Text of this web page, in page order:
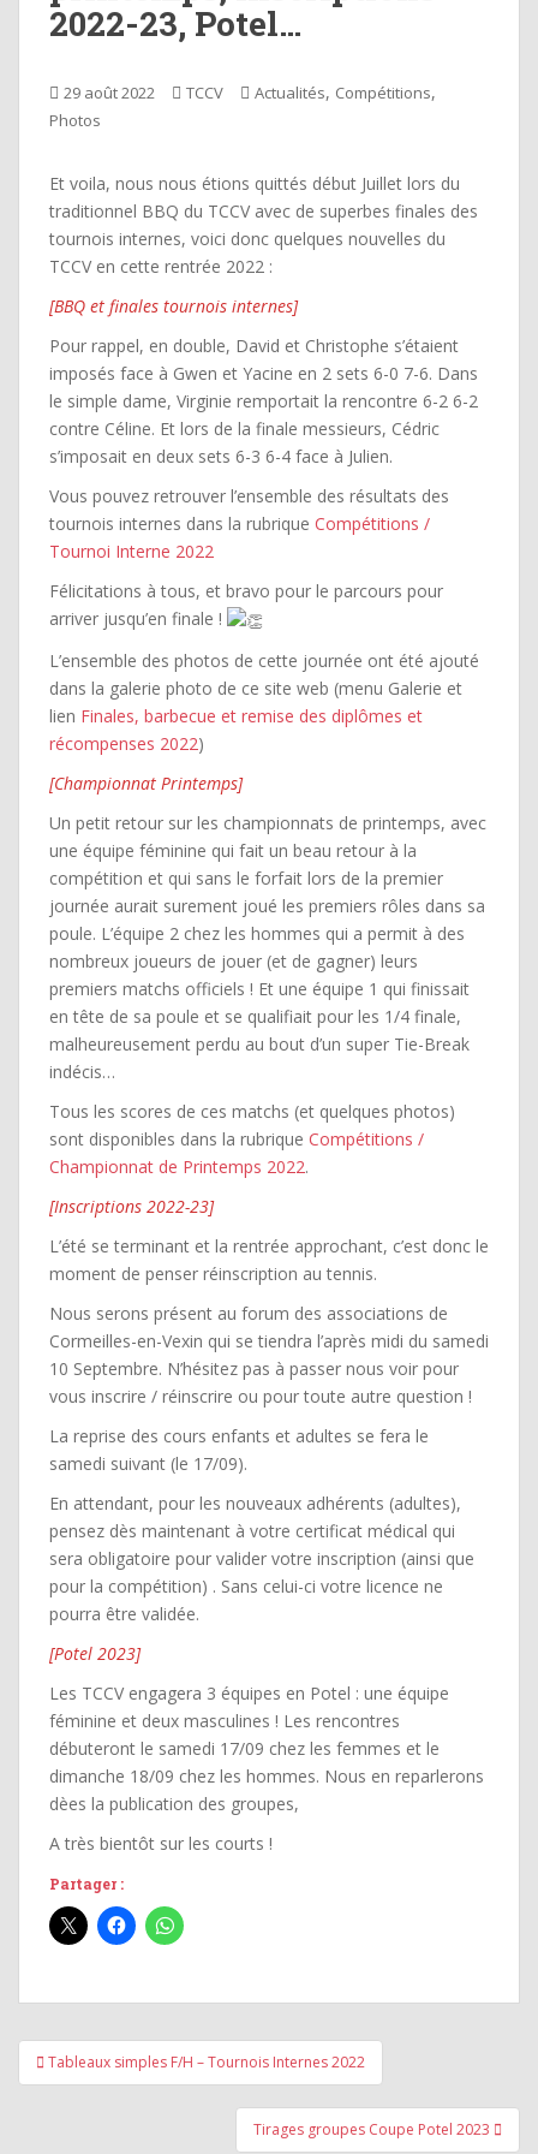
2022-23, Potel…
29 août 2022 TCCV Actualités, Compétitions,
Photos
Et voila, nous nous étions quittés début Juillet lors du
traditionnel BBQ du TCCV avec de superbes finales des
tournois internes, voici donc quelques nouvelles du
TCCV en cette rentrée 2022 :
[BBQ et finales tournois internes]
Pour rappel, en double, David et Christophe s’étaient
imposés face à Gwen et Yacine en 2 sets 6-0 7-6. Dans
le simple dame, Virginie remportait la rencontre 6-2 6-2
contre Céline. Et lors de la finale messieurs, Cédric
s’imposait en deux sets 6-3 6-4 face à Julien.
Vous pouvez retrouver l’ensemble des résultats des
tournois internes dans la rubrique Compétitions /
Tournoi Interne 2022
Félicitations à tous, et bravo pour le parcours pour
arriver jusqu’en finale !
L’ensemble des photos de cette journée ont été ajouté
dans la galerie photo de ce site web (menu Galerie et
lien Finales, barbecue et remise des diplômes et
récompenses 2022)
[Championnat Printemps]
Un petit retour sur les championnats de printemps, avec
une équipe féminine qui fait un beau retour à la
compétition et qui sans le forfait lors de la premier
journée aurait surement joué les premiers rôles dans sa
poule. L’équipe 2 chez les hommes qui a permit à des
nombreux joueurs de jouer (et de gagner) leurs
premiers matchs officiels ! Et une équipe 1 qui finissait
en tête de sa poule et se qualifiait pour les 1/4 finale,
malheureusement perdu au bout d’un super Tie-Break
indécis…
Tous les scores de ces matchs (et quelques photos)
sont disponibles dans la rubrique Compétitions /
Championnat de Printemps 2022.
[Inscriptions 2022-23]
L’été se terminant et la rentrée approchant, c’est donc le
moment de penser réinscription au tennis.
Nous serons présent au forum des associations de
Cormeilles-en-Vexin qui se tiendra l’après midi du samedi
10 Septembre. N’hésitez pas à passer nous voir pour
vous inscrire / réinscrire ou pour toute autre question !
La reprise des cours enfants et adultes se fera le
samedi suivant (le 17/09).
En attendant, pour les nouveaux adhérents (adultes),
pensez dès maintenant à votre certificat médical qui
sera obligatoire pour valider votre inscription (ainsi que
pour la compétition) . Sans celui-ci votre licence ne
pourra être validée.
[Potel 2023]
Les TCCV engagera 3 équipes en Potel : une équipe
féminine et deux masculines ! Les rencontres
débuteront le samedi 17/09 chez les femmes et le
dimanche 18/09 chez les hommes. Nous en reparlerons
dèes la publication des groupes,
A très bientôt sur les courts !
Partager :
Navigation
de
Tableaux simples F/H – Tournois Internes 2022
Tirages groupes Coupe Potel 2023